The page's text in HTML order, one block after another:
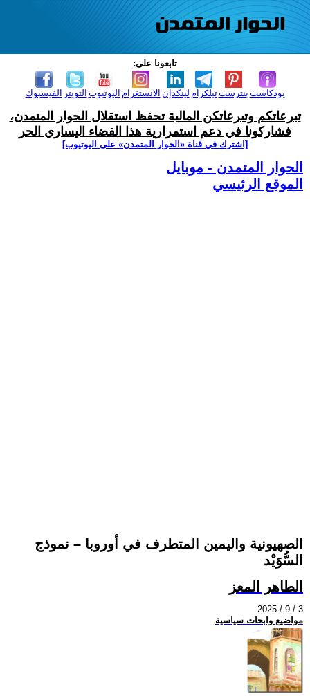
تابعونا على:
الفيسبوك التويتر اليوتيوب الانستغرام لينكدإن تيلكرامبنترست بودكاست
تبرعاتكم وتبرعاتكن المالية تحفظ استقلال الحوار المتمدن،
فشاركونا في دعم استمرارية هذا الفضاء اليساري الحر
[اشترك في قناة ‫«الحوار المتمدن» على اليوتيوب]
الحوار المتمدن - موبايل
الموقع الرئيسي
الصهيونية واليمين المتطرف في أوروبا – نموذج
السُّوَيْد
الطاهر المعز
2025 / 9 / 3
مواضيع وابحاث سياسية